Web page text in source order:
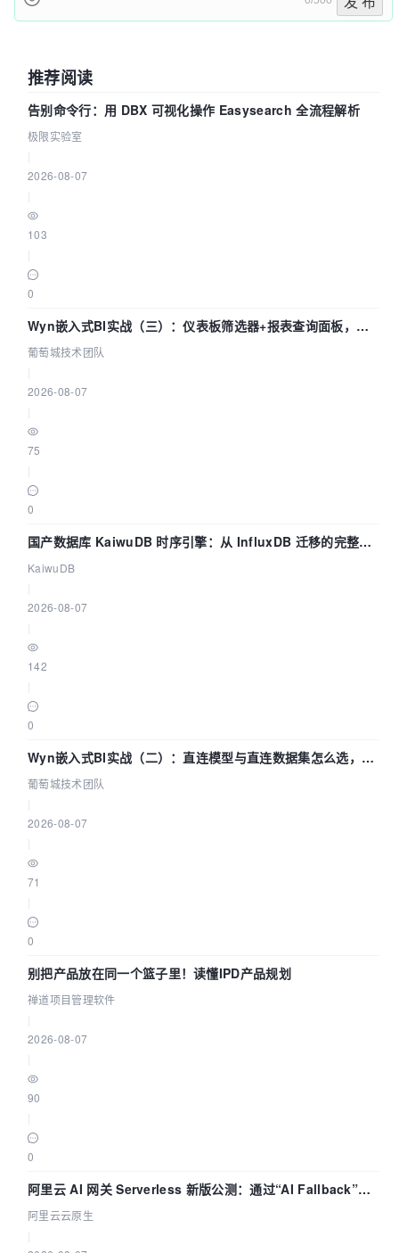
推荐阅读
告别命令行：用 DBX 可视化操作 Easysearch 全流程解析
极限实验室
2026-08-07
103
0
Wyn嵌入式BI实战（三）：仪表板筛选器+报表查询面板，参
数联动全闭环
葡萄城技术团队
2026-08-07
75
0
国产数据库 KaiwuDB 时序引擎：从 InfluxDB 迁移的完整技
术路径
KaiwuDB
2026-08-07
142
0
Wyn嵌入式BI实战（二）：直连模型与直连数据集怎么选，参
数为什么不生效？| 葡萄城技术团队
葡萄城技术团队
2026-08-07
71
0
别把产品放在同一个篮子里！读懂IPD产品规划
禅道项目管理软件
2026-08-07
90
0
阿里云 AI 网关 Serverless 新版公测：通过“AI Fallback”与
拓扑可视化构建 AI 流量治理底座
阿里云云原生